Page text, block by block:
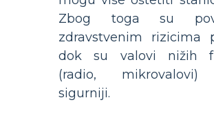
Zbog toga su
zdravstvenim rizicima
dok su valovi nižih
(radio, mikrovalovi)
sigurniji.